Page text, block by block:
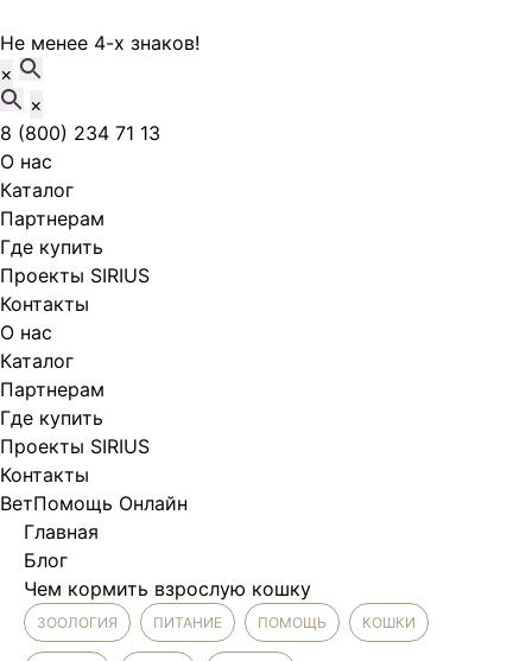
Не менее 4-х знаков!
×
×
8 (800) 234 71 13
О нас
Каталог
Партнерам
Где купить
Проекты SIRIUS
Контакты
О нас
Каталог
Партнерам
Где купить
Проекты SIRIUS
Контакты
ВетПомощь Онлайн
Главная
Блог
Чем кормить взрослую кошку
ЗООЛОГИЯ ПИТАНИЕ ПОМОЩЬ КОШКИ